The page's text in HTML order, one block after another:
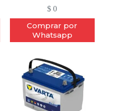
$ 0
Comprar por
Whatsapp